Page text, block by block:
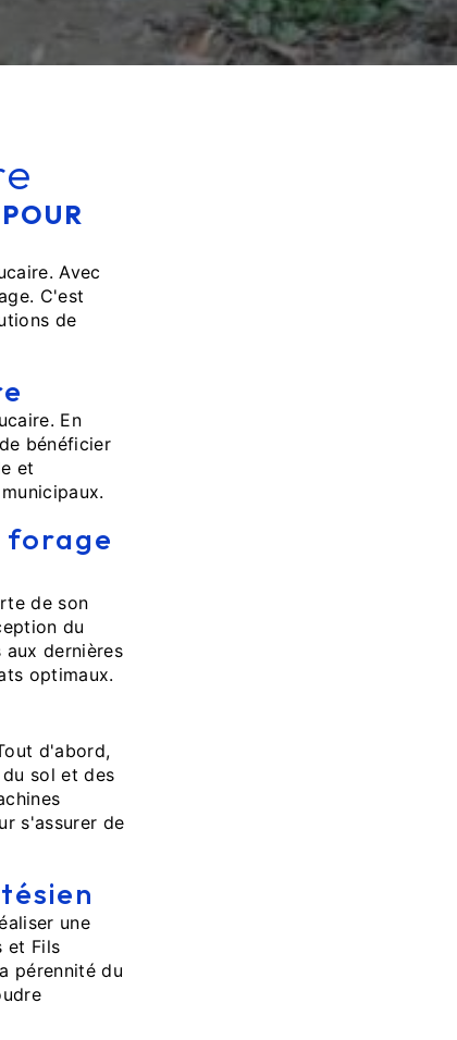
Avec
C'est
de
En
bénéficier
et
forage
de son
du
dernières
optimaux.
d'abord,
sol et des
s'assurer de
une
et Fils
pérennité du